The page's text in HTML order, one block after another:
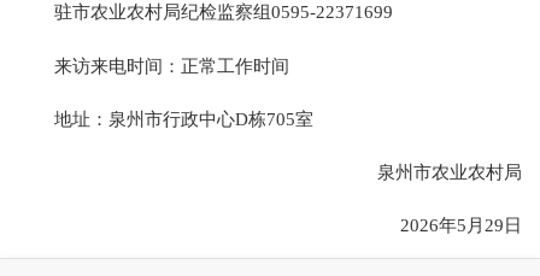
驻市农业农村局纪检监察组0595-22371699
来访来电时间：正常工作时间
地址：泉州市行政中心D栋705室
泉州市农业农村局
2026年5月29日